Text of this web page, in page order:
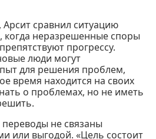
сравнил ситуацию
когда неразрешенные споры
прогрессу.
люди могут
для решения проблем,
время находится на своих
о проблемах, но не иметь
переводы не связаны
или выгодой. «Цель состоит